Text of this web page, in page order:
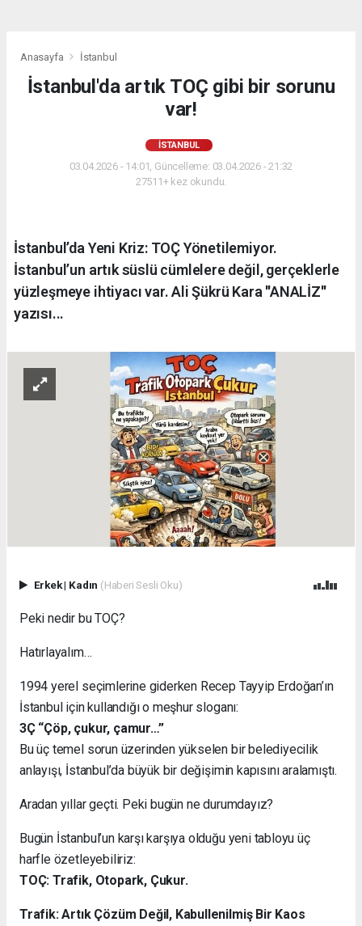
Anasayfa İstanbul
İstanbul'da artık TOÇ gibi bir sorunu
var!
İSTANBUL
03.04.2026 - 14:01, Güncelleme: 03.04.2026 - 21:32
27511+ kez okundu.
İstanbul’da Yeni Kriz: TOÇ Yönetilemiyor.
İstanbul’un artık süslü cümlelere değil, gerçeklerle
yüzleşmeye ihtiyacı var. Ali Şükrü Kara ''ANALİZ''
yazısı...
Erkek| Kadın (Haberi Sesli Oku)
Peki nedir bu TOÇ?
Hatırlayalım…
1994 yerel seçimlerine giderken Recep Tayyip Erdoğan’ın
İstanbul için kullandığı o meşhur sloganı:
3Ç “Çöp, çukur, çamur…”
Bu üç temel sorun üzerinden yükselen bir belediyecilik
anlayışı, İstanbul’da büyük bir değişimin kapısını aralamıştı.
Aradan yıllar geçti. Peki bugün ne durumdayız?
Bugün İstanbul’un karşı karşıya olduğu yeni tabloyu üç
harfle özetleyebiliriz:
TOÇ: Trafik, Otopark, Çukur.
Trafik: Artık Çözüm Değil, Kabullenilmiş Bir Kaos